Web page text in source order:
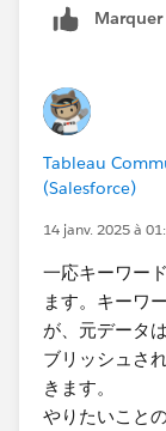
Tableau
(Salesforce)
14 janv. 2025 à
一応キーワー
ます。キーワ
が、元データ
ブリッシュさ
きます。
やりたいこと